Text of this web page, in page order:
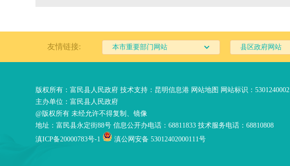
友情链接: 本市重要部门网站 县区政府网站
版权所有：富民县人民政府 技术支持： 昆明信息港 网站地图 网站标识：5301240002
主办单位：富民县人民政府
@版权所有 未经允许不得复制、镜像
地址：富民县永定街88号 信息公开办电话：68811833 技术服务电话：68810808
滇ICP备20000783号-1
滇公网安备 53012402000111号